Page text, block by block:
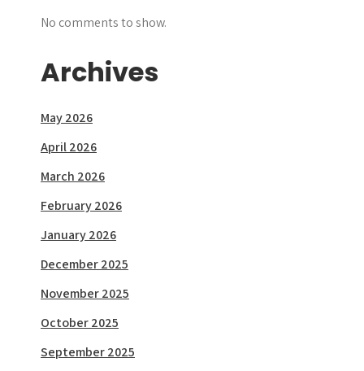
No comments to show.
Archives
May 2026
April 2026
March 2026
February 2026
January 2026
December 2025
November 2025
October 2025
September 2025